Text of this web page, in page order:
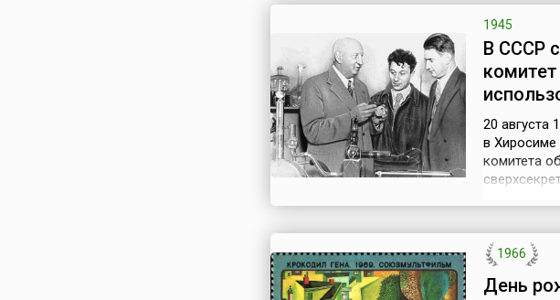
1918), а
1945
В СССР
20 августа
в Хиросиме
комитета
велись с 12
1966
День